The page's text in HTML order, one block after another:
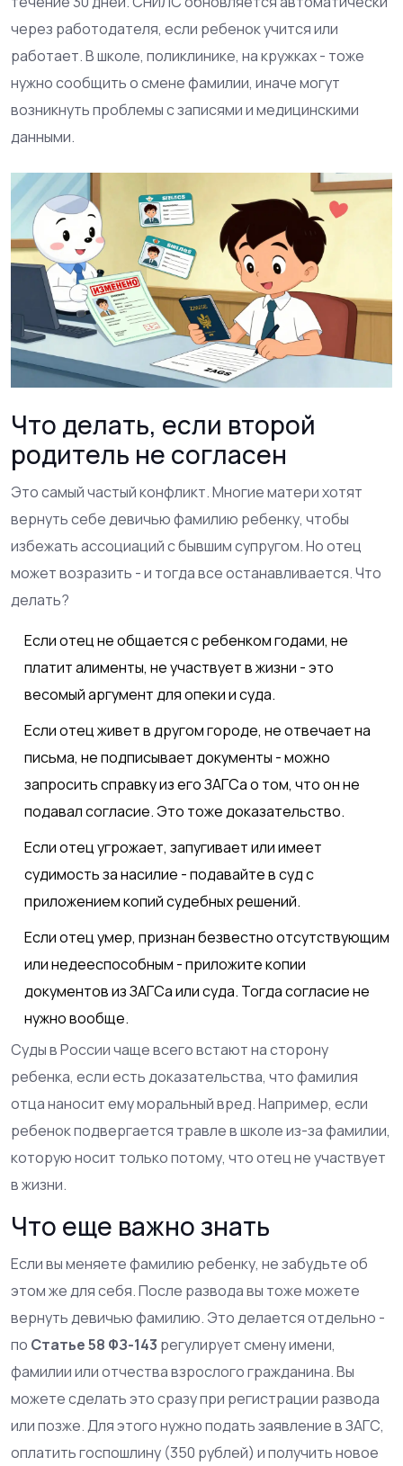
через работодателя, если ребенок учится или
работает. В школе, поликлинике, на кружках - тоже
нужно сообщить о смене фамилии, иначе могут
возникнуть проблемы с записями и медицинскими
данными.
Что делать, если второй
родитель не согласен
Это самый частый конфликт. Многие матери хотят
вернуть себе девичью фамилию ребенку, чтобы
избежать ассоциаций с бывшим супругом. Но отец
может возразить - и тогда все останавливается. Что
делать?
Если отец не общается с ребенком годами, не
платит алименты, не участвует в жизни - это
весомый аргумент для опеки и суда.
Если отец живет в другом городе, не отвечает на
письма, не подписывает документы - можно
запросить справку из его ЗАГСа о том, что он не
подавал согласие. Это тоже доказательство.
Если отец угрожает, запугивает или имеет
судимость за насилие - подавайте в суд с
приложением копий судебных решений.
Если отец умер, признан безвестно отсутствующим
или недееспособным - приложите копии
документов из ЗАГСа или суда. Тогда согласие не
нужно вообще.
Суды в России чаще всего встают на сторону
ребенка, если есть доказательства, что фамилия
отца наносит ему моральный вред. Например, если
ребенок подвергается травле в школе из-за фамилии,
которую носит только потому, что отец не участвует
в жизни.
Что еще важно знать
Если вы меняете фамилию ребенку, не забудьте об
этом же для себя. После развода вы тоже можете
вернуть девичью фамилию. Это делается отдельно -
по Статье 58 ФЗ-143 регулирует смену имени,
фамилии или отчества взрослого гражданина. Вы
можете сделать это сразу при регистрации развода
или позже. Для этого нужно подать заявление в ЗАГС,
оплатить госпошлину (350 рублей) и получить новое